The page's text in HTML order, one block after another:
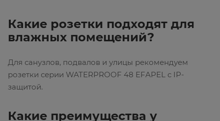
Какие розетки подходят для
влажных помещений?
Для санузлов, подвалов и улицы рекомендуем
розетки серии WATERPROOF 48 EFAPEL с IP-
защитой.
Какие преимущества у